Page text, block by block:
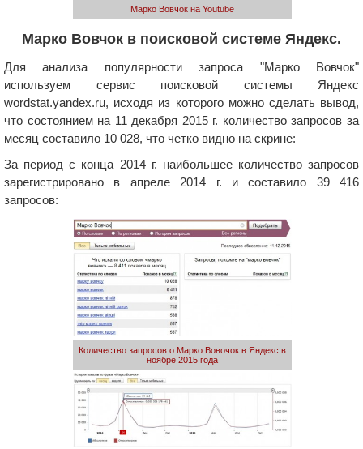
Марко Вовчок на Youtube
Марко Вовчок в поисковой системе Яндекс.
Для анализа популярности запроса "Марко Вовчок"
используем сервис поисковой системы Яндекс
wordstat.yandex.ru, исходя из которого можно сделать вывод,
что состоянием на 11 декабря 2015 г. количество запросов за
месяц составило 10 028, что четко видно на скрине:
За период с конца 2014 г. наибольшее количество запросов
зарегистрировано в апреле 2014 г. и составило 39 416
запросов:
Количество запросов о Марко Вовочок в Яндекс в
ноябре 2015 года